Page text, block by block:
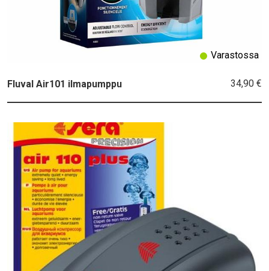
Fluval Air101 ilmapumppu 34,90 €
Varastossa